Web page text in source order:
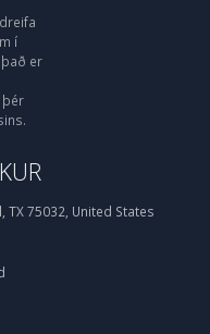
í
það er
þér
TX 75032, United States